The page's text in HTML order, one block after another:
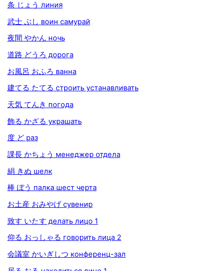
条 じょう линия
武士 ぶし воин самурай
夜間 やかん ночь
道路 どうろ дорога
お風呂 おふろ ванна
建てる たてる строить устанавливать
天気 てんき погода
飾る かざる украшать
度 ど раз
課長 かちょう менеджер отдела
絹 きぬ шелк
棒 ぼう палка шест черта
お土産 おみやげ сувенир
致す いたす делать лицо 1
仰る おっしゃる говорить лица 2
会議室 かいぎしつ конференц-зал